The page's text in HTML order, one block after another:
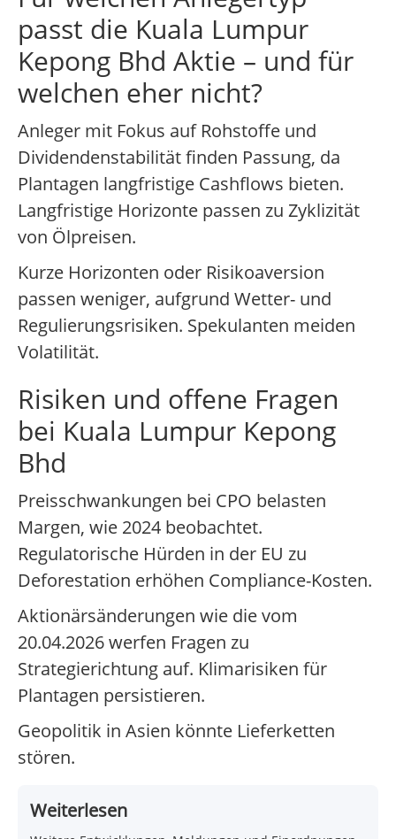
passt die Kuala Lumpur
Kepong Bhd Aktie – und für
welchen eher nicht?
Anleger mit Fokus auf Rohstoffe und
Dividendenstabilität finden Passung, da
Plantagen langfristige Cashflows bieten.
Langfristige Horizonte passen zu Zyklizität
von Ölpreisen.
Kurze Horizonten oder Risikoaversion
passen weniger, aufgrund Wetter- und
Regulierungsrisiken. Spekulanten meiden
Volatilität.
Risiken und offene Fragen
bei Kuala Lumpur Kepong
Bhd
Preisschwankungen bei CPO belasten
Margen, wie 2024 beobachtet.
Regulatorische Hürden in der EU zu
Deforestation erhöhen Compliance-Kosten.
Aktionärsänderungen wie die vom
20.04.2026 werfen Fragen zu
Strategierichtung auf. Klimarisiken für
Plantagen persistieren.
Geopolitik in Asien könnte Lieferketten
stören.
Weiterlesen